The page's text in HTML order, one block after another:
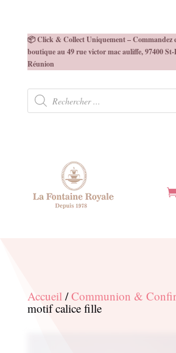
📦 Click & Collect Uniquement – Commandez
boutique au 49 rue victor mac auliffe, 97400
Réunion
Recherche
produits
Accueil/Communion &
motif calice fille